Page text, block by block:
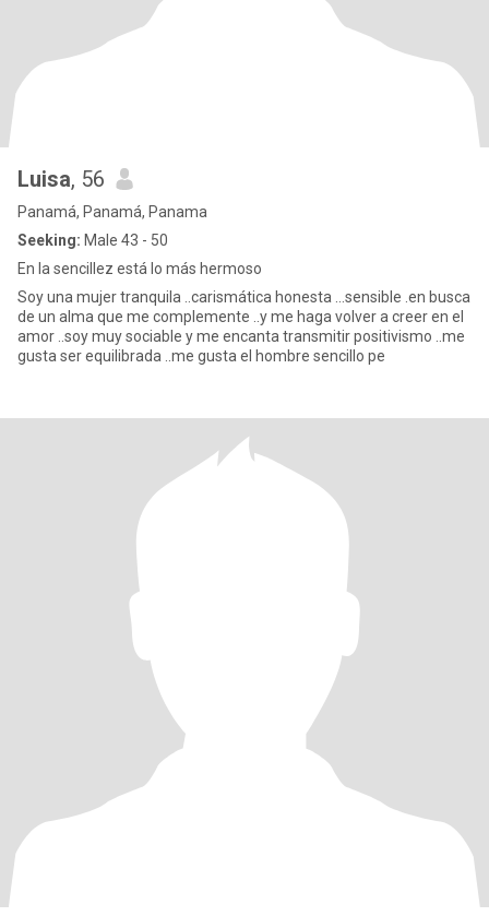
Luisa, 56
Panamá, Panamá, Panama
Seeking: Male 43 - 50
En la sencillez está lo más hermoso
Soy una mujer tranquila ..carismática honesta ...sensible .en busca
de un alma que me complemente ..y me haga volver a creer en el
amor ..soy muy sociable y me encanta transmitir positivismo ..me
gusta ser equilibrada ..me gusta el hombre sencillo pe